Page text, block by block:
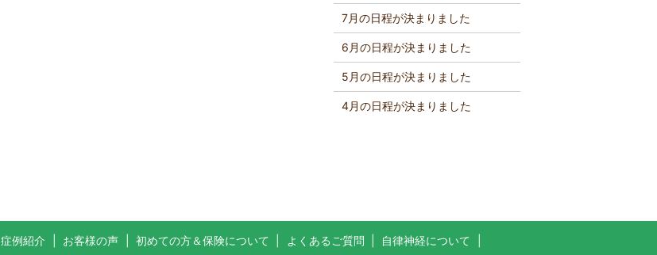
7月の日程が決まりました
6月の日程が決まりました
5月の日程が決まりました
4月の日程が決まりました
症例紹介 お客様の声 初めての方＆保険について よくあるご質問 自律神経について